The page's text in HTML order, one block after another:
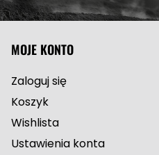
MOJE KONTO
Zaloguj się
Koszyk
Wishlista
Ustawienia konta